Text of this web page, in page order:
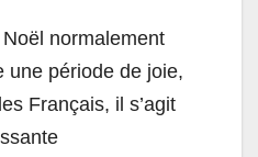
normalement
une période de joie,
Français, il s’agit